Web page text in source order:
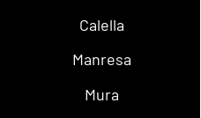
Calella
Manresa
Mura